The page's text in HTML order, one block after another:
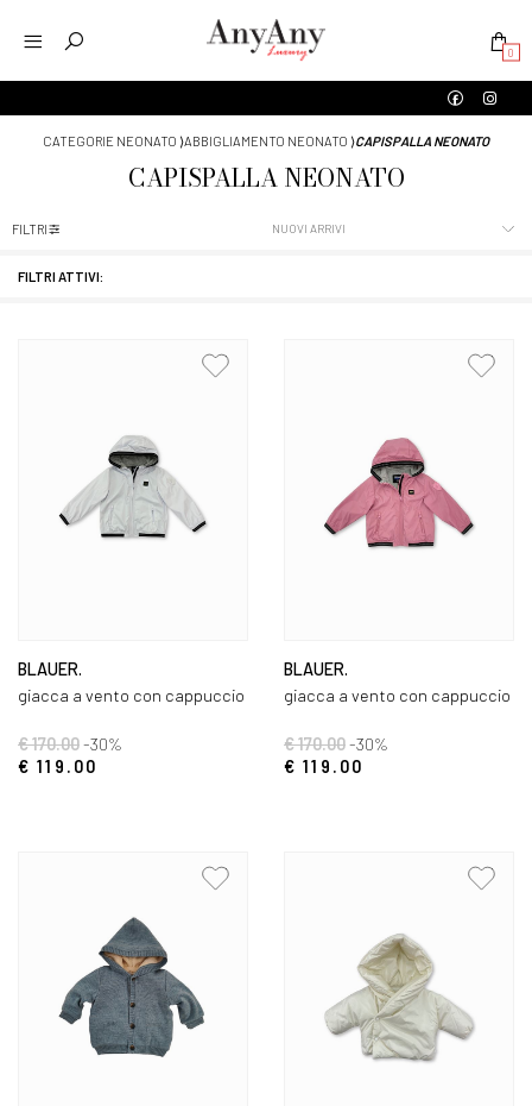
0
CATEGORIE NEONATO ⟩ABBIGLIAMENTO NEONATO ⟩CAPISPALLA NEONATO
CAPISPALLA NEONATO
FILTRI ATTIVI:
FILTRI
BLAUER.
giacca a vento con cappuccio
€ 170.00-30%
€ 119.00
BLAUER.
giacca a vento con cappuccio
€ 170.00-30%
€ 119.00